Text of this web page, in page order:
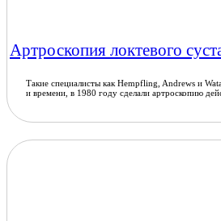
Артроскопия локтевого
Такие специалисты как Hempfling, Andrews и
и времени, в 1980 году сделали артроскопию